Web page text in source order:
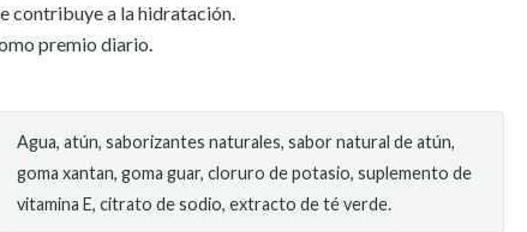
contribuye a la hidratación.
premio diario.
Agua, atún, saborizantes naturales, sabor natural de atún,
goma xantan, goma guar, cloruro de potasio, suplemento de
vitamina E, citrato de sodio, extracto de té verde.